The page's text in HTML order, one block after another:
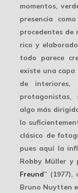
momentos,
presencia
procedentes de
rico y
todo parece
existe una capa
de interiores,
protagonistas,
algo más
lo
clásico de
pues aquí la
Robby Müller y
Freund”
Bruno Nuytten